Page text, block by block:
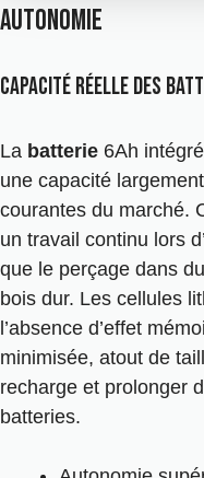
autonomie
Capacité réelle des
La batterie 6Ah
une capacité
courantes du marché.
un travail continu lors
que le perçage dans
bois dur. Les cellules
l’absence d’effet
minimisée, atout de
recharge et prolonger
batteries.